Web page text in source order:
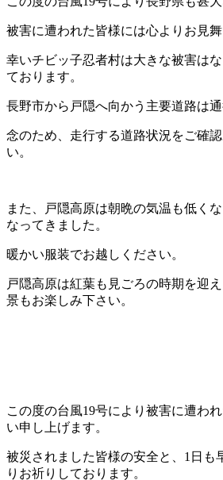
被害に遭われた皆様には心よりお見舞
幸いチビッ子忍者村は大きな被害は
ております。
長野市から戸隠へ向かう主要道路は通
念のため、走行する道路状況をご確
い。
また、戸隠高原は朝晩の気温も低く
なってきました。
暖かい服装でお越しください。
戸隠高原は紅葉も見ごろの時期を迎
景もお楽しみ下さい。
この度の台風19号により被害に遭わ
い申し上げます。
被災されました皆様の安全と、1日も
りお祈りしております。